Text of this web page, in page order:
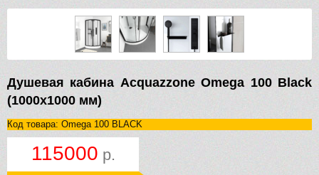
Душевая кабина Acquazzone Omega 100 Black
(1000х1000 мм)
Код товара: Omega 100 BLACK
115000 р.